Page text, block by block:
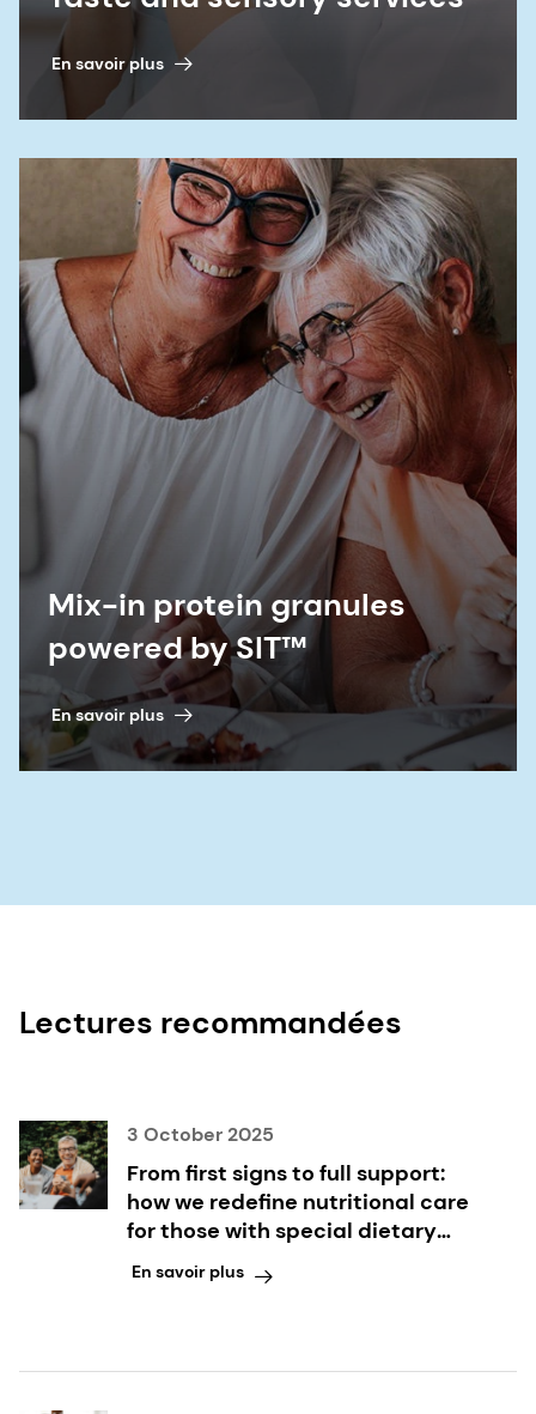
En savoir plus
Mix-in protein granules
powered by SIT™
En savoir plus
Lectures recommandées
3 October 2025
From first signs to full support:
how we redefine nutritional care
for those with special dietary
needs
En savoir plus